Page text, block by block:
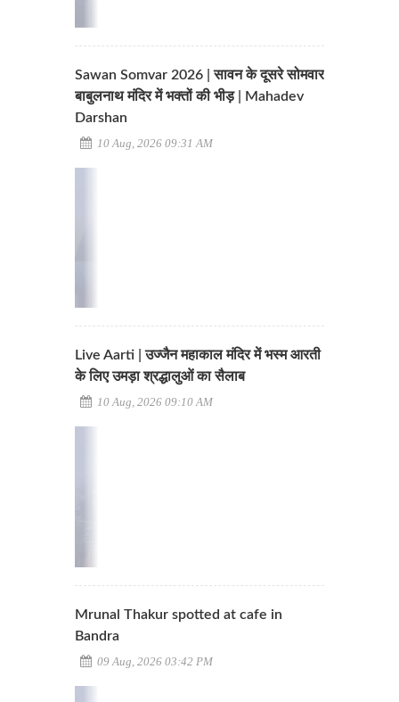
Sawan Somvar 2026 | सावन के दूसरे सोमवार
बाबुलनाथ मंदिर में भक्तों की भीड़ | Mahadev
Darshan
10 Aug, 2026 09:31 AM
Live Aarti | उज्जैन महाकाल मंदिर में भस्म आरती
के लिए उमड़ा श्रद्धालुओं का सैलाब
10 Aug, 2026 09:10 AM
Mrunal Thakur spotted at cafe in
Bandra
09 Aug, 2026 03:42 PM